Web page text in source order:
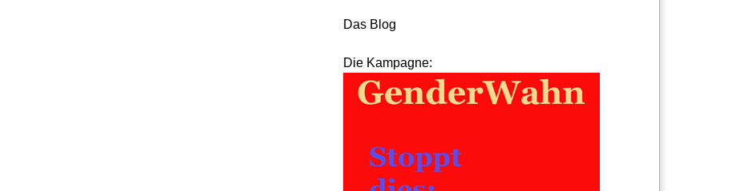
Das Blog
Die Kampagne: